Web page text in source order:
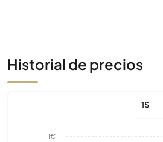
Historial de precios
1S
1€